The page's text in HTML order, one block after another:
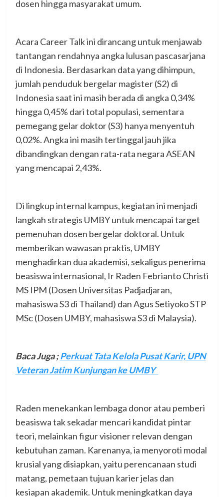
dosen hingga masyarakat umum.
Acara Career Talk ini dirancang untuk menjawab
tantangan rendahnya angka lulusan pascasarjana
di Indonesia. Berdasarkan data yang dihimpun,
jumlah penduduk bergelar magister (S2) di
Indonesia saat ini masih berada di angka 0,34%
hingga 0,45% dari total populasi, sementara
pemegang gelar doktor (S3) hanya menyentuh
0,02%. Angka ini masih tertinggal jauh jika
dibandingkan dengan rata-rata negara ASEAN
yang mencapai 2,43%.
Di lingkup internal kampus, kegiatan ini menjadi
langkah strategis UMBY untuk mencapai target
pemenuhan dosen bergelar doktoral. Untuk
memberikan wawasan praktis, UMBY
menghadirkan dua akademisi, sekaligus penerima
beasiswa internasional, Ir Raden Febrianto Christi
MS IPM (Dosen Universitas Padjadjaran,
mahasiswa S3 di Thailand) dan Agus Setiyoko STP
MSc (Dosen UMBY, mahasiswa S3 di Malaysia).
Baca Juga ; Perkuat Tata Kelola Pusat Karir, UPN
Veteran Jatim Kunjungan ke UMBY
Raden menekankan lembaga donor atau pemberi
beasiswa tak sekadar mencari kandidat pintar
teori, melainkan figur visioner relevan dengan
kebutuhan zaman. Karenanya, ia menyoroti modal
krusial yang disiapkan, yaitu perencanaan studi
matang, pemetaan tujuan karier jelas dan
kesiapan akademik. Untuk meningkatkan daya